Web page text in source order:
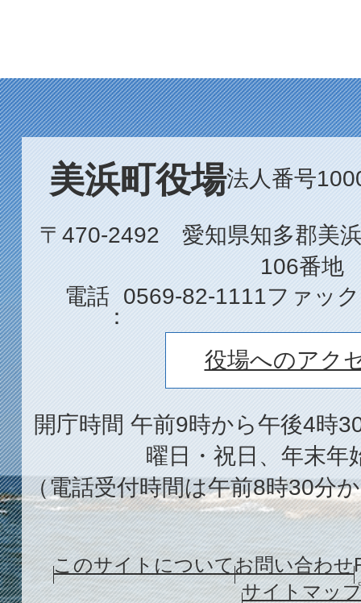
美浜町役場法人番号
〒470-2492 愛知県知多郡美
106番地
電話
0569-82-1111ファッ
役場へのアク
開庁時間 午前9時から午後4時
曜日・祝日、年末年
（電話受付時間は午前8時30分
このサイトについてお問い合わせ
サイトマッ